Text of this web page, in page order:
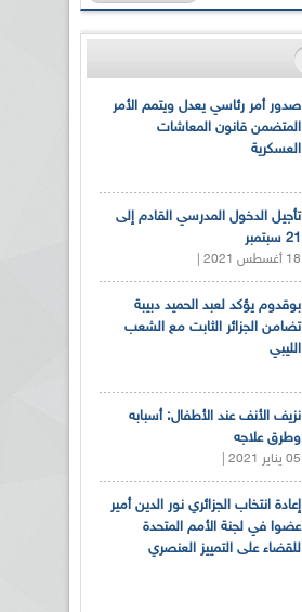
صدور أمر رئاسي يعدل ويتمم الأمر
المتضمن قانون المعاشات
العسكرية
تأجيل الدخول المدرسي القادم إلى
21 سبتمبر
18 أغسطس 2021 |
بوقدوم يؤكد لعبد الحميد دبيبة
تضامن الجزائر الثابت مع الشعب
الليبي
نزيف الأنف عند الأطفال: أسبابه
وطرق علاجه
05 يناير 2021 |
إعادة انتخاب الجزائري نور الدين أمير
عضوا في لجنة الأمم المتحدة
للقضاء على التمييز العنصري